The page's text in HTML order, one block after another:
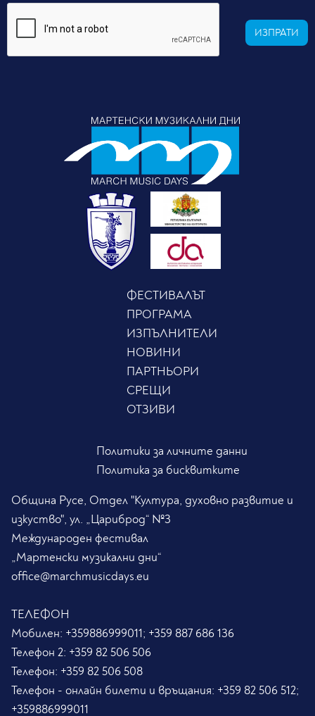
ИЗПРАТИ
ФЕСТИВАЛЪТ
ПРОГРАМА
ИЗПЪЛНИТЕЛИ
НОВИНИ
ПАРТНЬОРИ
СРЕЩИ
ОТЗИВИ
Политики за личните данни
Политика за бисквитките
Община Русе, Отдел "Култура, духовно развитие и
изкуство", ул. „Цариброд“ №3
Международен фестивал
„Мартенски музикални дни“
office@marchmusicdays.eu
ТЕЛЕФОН
Мобилен: +359886999011; +359 887 686 136
Телефон 2: +359 82 506 506
Телефон: +359 82 506 508
Телефон - онлайн билети и връщания: +359 82 506 512;
+359886999011